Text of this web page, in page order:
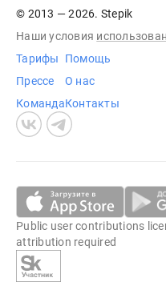
© 2013 — 2026. Stepik
Наши условия
Тарифы
Прессе
Команда
Помощь
О нас
Контакты
Public user contributions
attribution required